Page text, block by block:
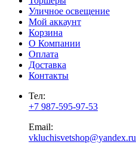
Уличное освещение
Мой аккаунт
Корзина
О Компании
Оплата
Доставка
Контакты
Тел:
+7 987-595-97-53
Email:
vkluchisvetshop@yandex.ru